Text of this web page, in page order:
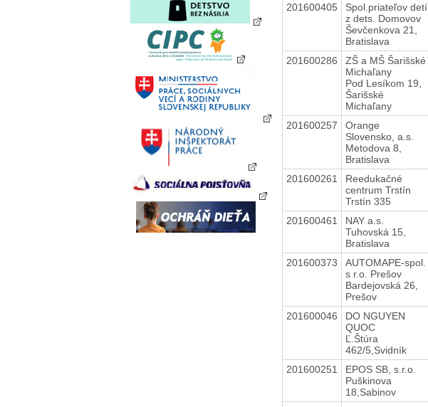
201600405
Spol.priateľov detí
z dets. Domovov
Ševčenkova 21,
Bratislava
201600286
ZŠ a MŠ Šarišské
Michaľany
Pod Lesíkom 19,
Šarišské
Michaľany
201600257
Orange
Slovensko, a.s.
Metodova 8,
Bratislava
201600261
Reedukačné
centrum Trstín
Trstín 335
201600461
NAY a.s.
Tuhovská 15,
Bratislava
201600373
AUTOMAPE-spol.
s r.o. Prešov
Bardejovská 26,
Prešov
201600046
DO NGUYEN
QUOC
Ľ.Štúra
462/5,Svidník
201600251
EPOS SB, s.r.o.
Puškinova
18,Sabinov